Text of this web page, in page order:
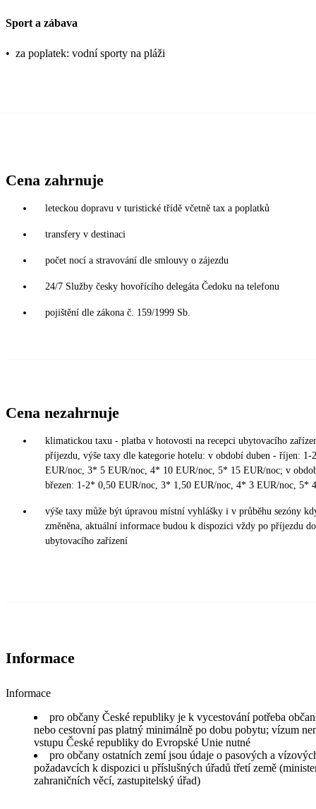
Sport a zábava
• za poplatek: vodní sporty na pláži
Cena zahrnuje
leteckou dopravu v turistické třídě včetně tax a poplatků
transfery v destinaci
počet nocí a stravování dle smlouvy o zájezdu
24/7 Služby česky hovořícího delegáta Čedoku na telefonu
pojištění dle zákona č. 159/1999 Sb.
Cena nezahrnuje
klimatickou taxu - platba v hotovosti na recepci ubytovacího
příjezdu, výše taxy dle kategorie hotelu: v období duben - říjen: 1-
EUR/noc, 3* 5 EUR/noc, 4* 10 EUR/noc, 5* 15 EUR/noc; v
březen: 1-2* 0,50 EUR/noc, 3* 1,50 EUR/noc, 4* 3 EUR/noc, 5*
výše taxy může být úpravou místní vyhlášky i v průběhu sezóny
změněna, aktuální informace budou k dispozici vždy po příjezdu do
ubytovacího zařízení
Informace
Informace
pro občany České republiky je k vycestování potřeba
nebo cestovní pas platný minimálně po dobu pobytu; vízum
vstupu České republiky do Evropské Unie nutné
pro občany ostatních zemí jsou údaje o pasových a
požadavcích k dispozici u příslušných úřadů třetí země
zahraničních věcí, zastupitelský úřad)